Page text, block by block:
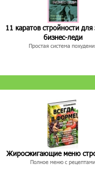
11 каратов стройности для
бизнес-леди
Простая система
Жиросжигающие меню
Полное меню с рецептами